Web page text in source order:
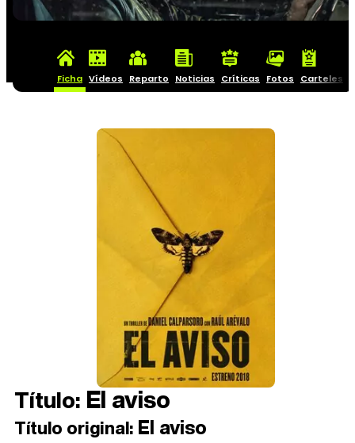
Ficha Vídeos Reparto Noticias Críticas Fotos Carteles
Título: El aviso
Título original: El aviso